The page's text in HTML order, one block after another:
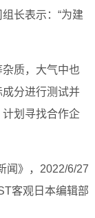
长表示：“为建
质，大气中也
分进行测试并
划寻找合作企
闻》，2022/6/27
客观日本编辑部